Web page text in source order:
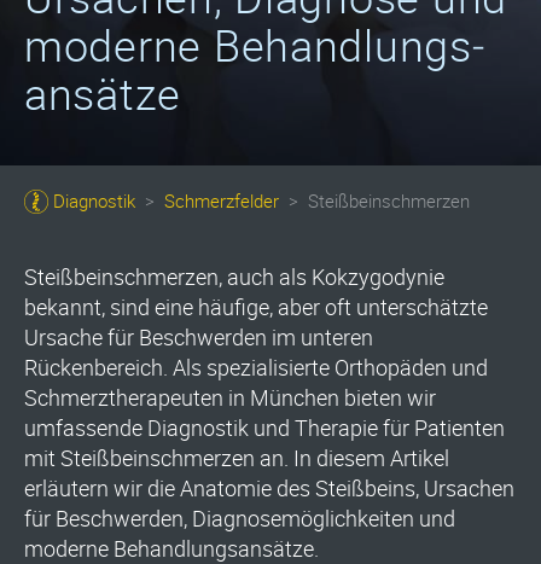
moderne Behand­lungs­
ansätze
Diagnostik > Schmerzfelder > Steißbeinschmerzen
Steißbeinschmerzen, auch als Kokzygodynie
bekannt, sind eine häufige, aber oft unterschätzte
Ursache für Beschwerden im unteren
Rückenbereich. Als spezialisierte Orthopäden und
Schmerztherapeuten in München bieten wir
umfassende Diagnostik und Therapie für Patienten
mit Steißbeinschmerzen an. In diesem Artikel
erläutern wir die Anatomie des Steißbeins, Ursachen
für Beschwerden, Diagnosemöglichkeiten und
moderne Behandlungsansätze.